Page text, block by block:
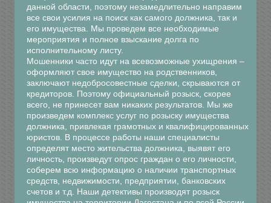
данной области, поэтому незамедлительно направим
все свои усилия на поиск как самого должника, так и
его имущества. Мы проведем все необходимые
мероприятия и полное взыскание долга по
исполнительному листу.
Мошенники часто идут на всевозможные ухищрения –
оформляют свое имущество на родственников,
заключают недобросовестные сделки, скрываются от
кредиторов. Поэтому официальный розыск, скорее
всего, не принесет вам никаких результатов. Мы же
произведем комплекс услуг по розыску имущества
должника, привлекая грамотных и квалифицированных
юристов. В процессе работы наши специалисты
определят место жительства должника, выявят его
личность, произведут опрос граждан о его личности,
соберем всю информацию о наличии транспортных
средств, недвижимости, предприятии, банковских
счетов и т.д. Наши детективы производят розыск